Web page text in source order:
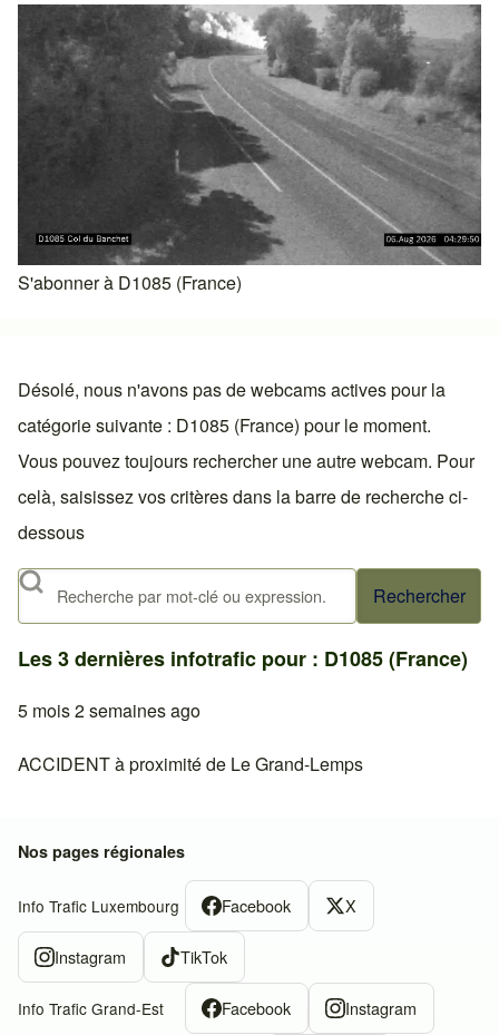
S'abonner à D1085 (France)
Désolé, nous n'avons pas de webcams actives pour la
catégorie suivante : D1085 (France) pour le moment.
Vous pouvez toujours rechercher une autre webcam. Pour
celà, saisissez vos critères dans la barre de recherche ci-
dessous
Rechercher
Les 3 dernières infotrafic pour : D1085 (France)
5 mois 2 semaines ago
ACCIDENT à proximité de Le Grand-Lemps
Nos pages régionales
Info Trafic Luxembourg Facebook X
Instagram TikTok
Info Trafic Grand-Est Facebook Instagram